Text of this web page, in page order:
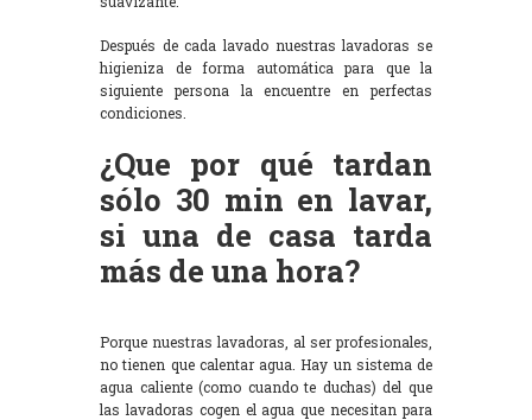
Después de cada lavado nuestras lavadoras se
higieniza de forma automática para que la
siguiente persona la encuentre en perfectas
condiciones.
¿Que por qué tardan
sólo 30 min en lavar,
si una de casa tarda
más de una hora?
Porque nuestras lavadoras, al ser profesionales,
no tienen que calentar agua. Hay un sistema de
agua caliente (como cuando te duchas) del que
las lavadoras cogen el agua que necesitan para